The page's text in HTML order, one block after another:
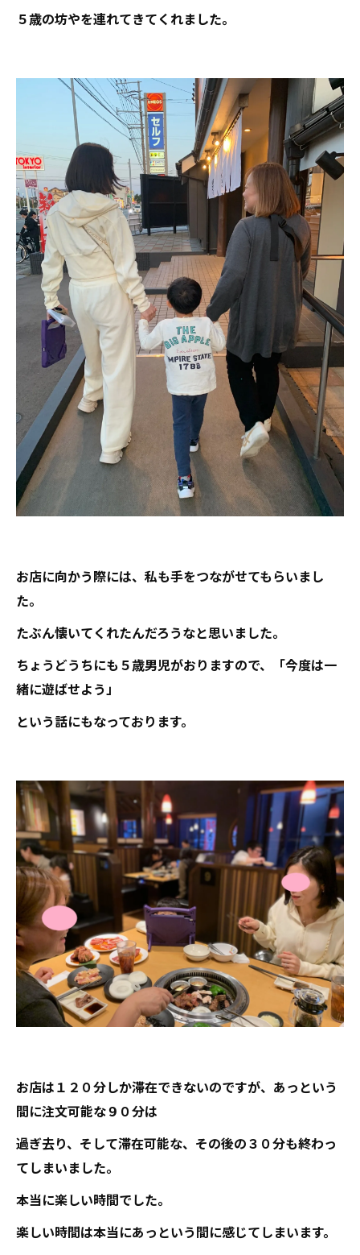
５歳の坊やを連れてきてくれました。
お店に向かう際には、私も手をつながせてもらいまし
た。
たぶん懐いてくれたんだろうなと思いました。
ちょうどうちにも５歳男児がおりますので、「今度は一
緒に遊ばせよう」
という話にもなっております。
お店は１２０分しか滞在できないのですが、あっという
間に注文可能な９０分は
過ぎ去り、そして滞在可能な、その後の３０分も終わっ
てしまいました。
本当に楽しい時間でした。
楽しい時間は本当にあっという間に感じてしまいます。